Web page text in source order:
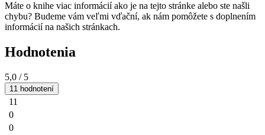
Máte o knihe viac informácií ako je na tejto stránke alebo ste našli
chybu? Budeme vám veľmi vďační, ak nám pomôžete s doplnením
informácií na našich stránkach.
Hodnotenia
5,0 / 5
11 hodnotení
11
0
0